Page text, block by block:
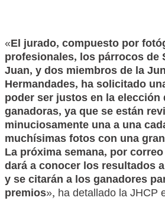
«El jurado, compuesto por
profesionales, los párrocos de
Juan, y dos miembros de la
Hermandades, ha solicitado
poder ser justos en la elección
ganadoras, ya que se están
minuciosamente una a una
muchísimas fotos con una
La próxima semana, por
dará a conocer los resultados
y se citarán a los ganadores
premios», ha detallado la JHCP